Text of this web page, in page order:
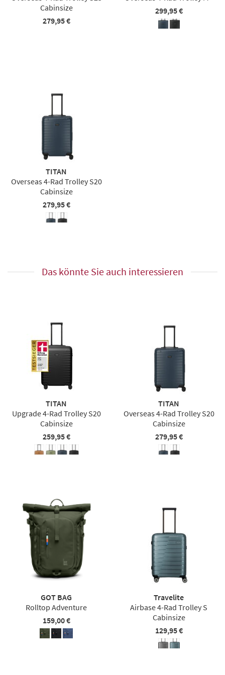
Cabinsize
279,95 €
299,95 €
TITAN
Overseas 4-Rad Trolley S20
Cabinsize
279,95 €
Das könnte Sie auch interessieren
TITAN
Upgrade 4-Rad Trolley S20
Cabinsize
259,95 €
TITAN
Overseas 4-Rad Trolley S20
Cabinsize
279,95 €
GOT BAG
Rolltop Adventure
159,00 €
Travelite
Airbase 4-Rad Trolley S
Cabinsize
129,95 €